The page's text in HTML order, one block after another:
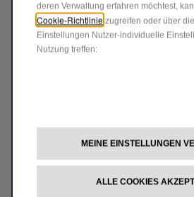
US ARMY STAR-
deren Verwaltung erfahren möchtest,
Cookie-Richtlinie zugreifen oder über
Einstellungen Nutzer-individuelle
Nutzung treffen:
MEINE EINSTELLUNGEN
ALLE COOKIES